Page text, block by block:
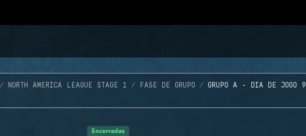
NORTH AMERICA LEAGUE STAGE 1 FASE DE GRUPO GRUPO A - DIA DE JOGO 9
Encerradas